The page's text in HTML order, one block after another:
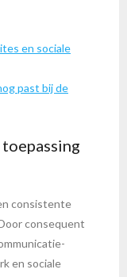
en sociale
past bij de
consistente
consequent
en sociale